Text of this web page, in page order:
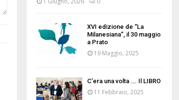
XVI edizione de “La
Milanesiana”, il 30 maggio
a Prato
19 Maggio, 2025
C’era una volta …. Il LIBRO
11 Febbraio, 2025